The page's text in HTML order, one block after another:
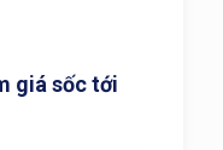
giá sốc tới